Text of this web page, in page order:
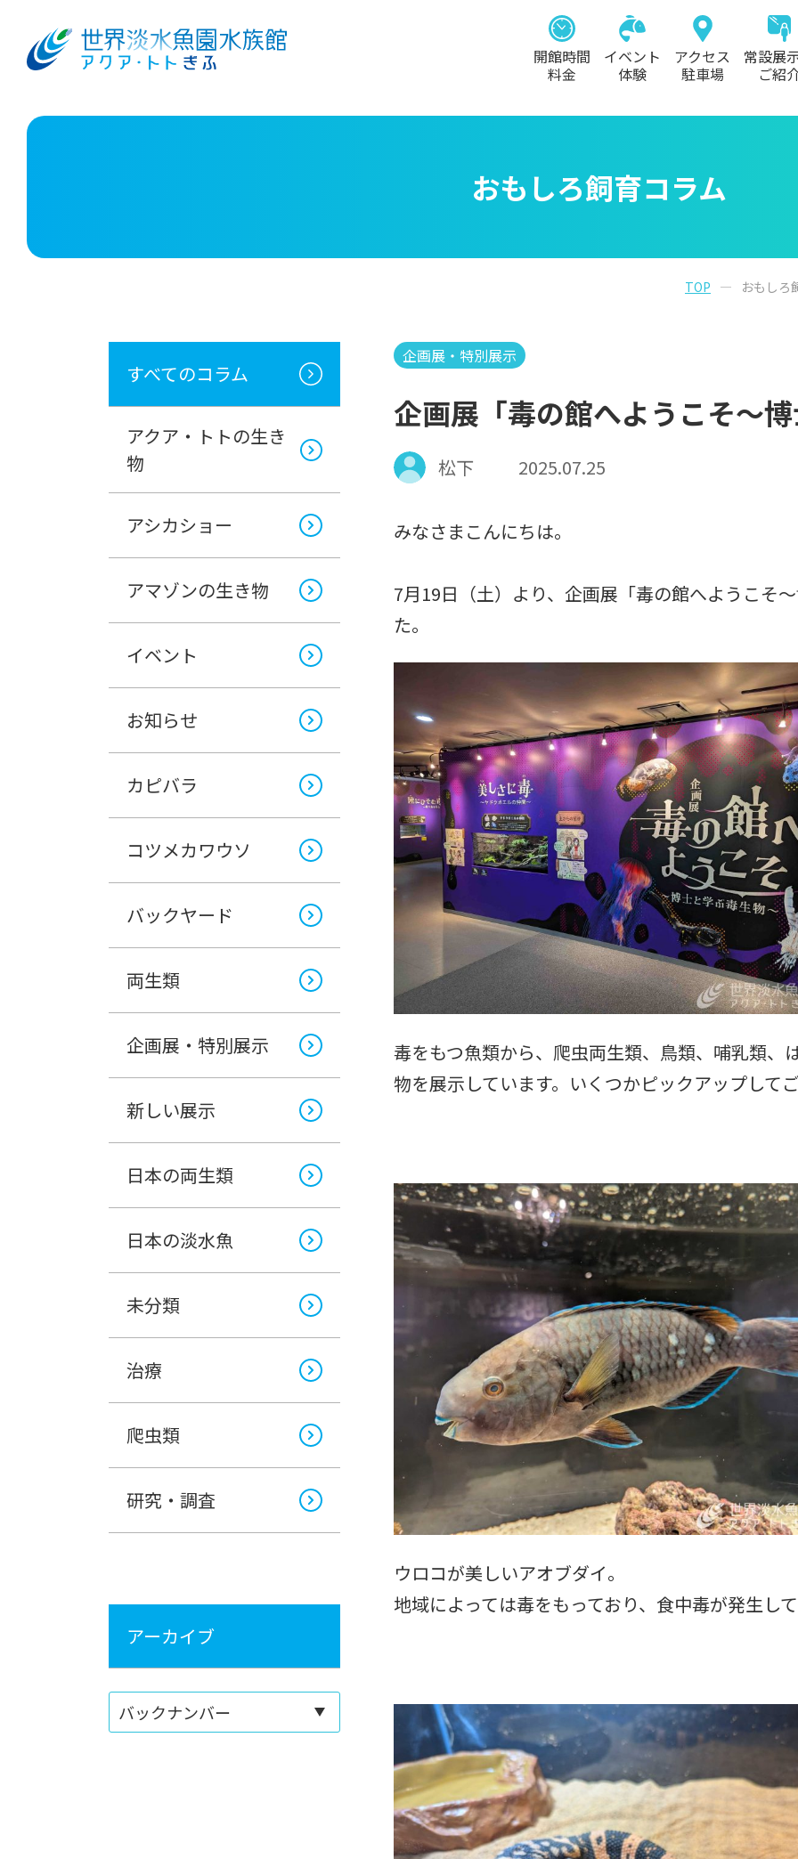
開館時間
料金
イベント
体験
アクセス
駐車場
常設展
ご紹
おもしろ飼育コラム
TOP おもしろ
すべてのコラム
アクア・トトの生き
物
アシカショー
アマゾンの生き物
イベント
お知らせ
カピバラ
コツメカワウソ
バックヤード
両生類
企画展・特別展示
新しい展示
日本の両生類
日本の淡水魚
未分類
治療
爬虫類
研究・調査
アーカイブ
企画展・特別展示
企画展「毒の館へようこそ～
松下 2025.07.25
みなさまこんにちは。
7月19日（土）より、企画展「毒の館へようこそ
た。
毒をもつ魚類から、爬虫両生類、鳥類、哺乳類、
物を展示しています。いくつかピックアップし
ウロコが美しいアオブダイ。
地域によっては毒をもっており、食中毒が発生し